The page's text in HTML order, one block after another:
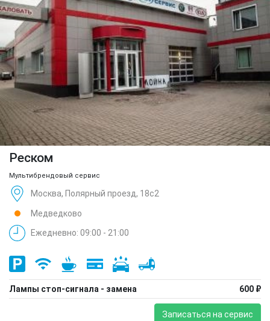
Реском
Мультибрендовый сервис
Москва, Полярный проезд, 18с2
Медведково
Ежедневно: 09:00 - 21:00
Лампы стоп-сигнала - замена 600 ₽
Записаться на сервис